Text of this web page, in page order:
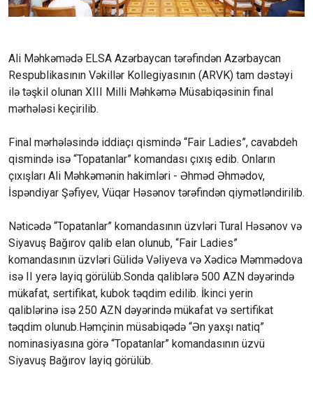
Ali Məhkəmədə ELSA Azərbaycan tərəfindən Azərbaycan
Respublikasının Vəkillər Kollegiyasının (ARVK) tam dəstəyi
ilə təşkil olunan XIII Milli Məhkəmə Müsabiqəsinin final
mərhələsi keçirilib.
Final mərhələsində iddiaçı qismində “Fair Ladies”, cavabdeh
qismində isə “Topatanlar” komandası çıxış edib. Onların
çıxışları Ali Məhkəmənin hakimləri - Əhməd Əhmədov,
İspəndiyar Şəfiyev, Vüqar Həsənov tərəfindən qiymətləndirilib.
Nəticədə “Topatanlar” komandasının üzvləri Tural Həsənov və
Siyavuş Bağırov qalib elan olunub, “Fair Ladies”
komandasının üzvləri Gülidə Vəliyeva və Xədicə Məmmədova
isə II yerə layiq görülüb.Sonda qaliblərə 500 AZN dəyərində
mükafat, sertifikat, kubok təqdim edilib. İkinci yerin
qaliblərinə isə 250 AZN dəyərində mükafat və sertifikat
təqdim olunub.Həmçinin müsabiqədə “Ən yaxşı natiq”
nominasiyasına görə “Topatanlar” komandasının üzvü
Siyavuş Bağırov layiq görülüb.